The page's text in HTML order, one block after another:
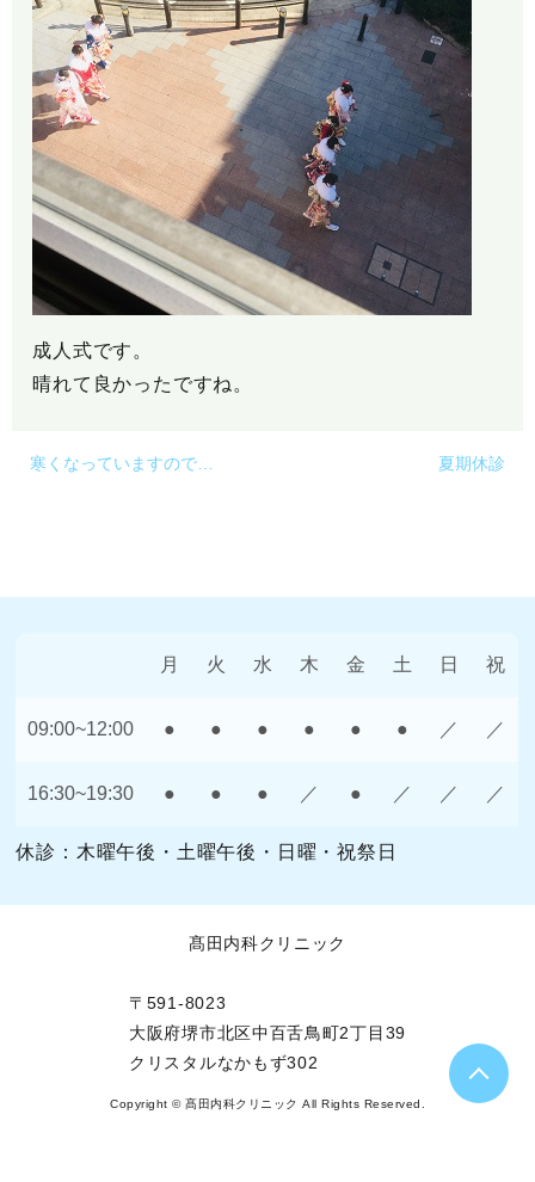
成人式です。
晴れて良かったですね。
寒くなっていますので… 夏期休診
月 火 水 木 金 土 日 祝
09:00~12:00 ● ● ● ● ● ● ／ ／
16:30~19:30 ● ● ● ／ ● ／ ／ ／
休診：木曜午後・土曜午後・日曜・祝祭日
髙田内科クリニック
〒591-8023
大阪府堺市北区中百舌鳥町2丁目39
クリスタルなかもず302
Copyright © 髙田内科クリニック All Rights Reserved.